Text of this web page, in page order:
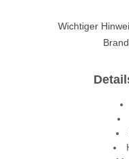
Wichtiger